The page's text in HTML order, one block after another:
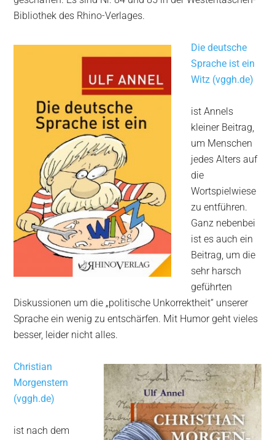
Bibliothek des Rhino-Verlages.
Die deutsche
Sprache ist ein
Witz (vggh.de)
ist Annels
kleiner Beitrag,
um Menschen
jedes Alters auf
die
Wortspielwiese
zu entführen.
Ganz nebenbei
ist es auch ein
Beitrag, um die
sehr harsch
geführten
Diskussionen um die „politische Unkorrektheit“ unserer
Sprache ein wenig zu entschärfen. Mit Humor geht vieles
besser, leider nicht alles.
Christian
Morgenstern
(vggh.de)
ist nach dem